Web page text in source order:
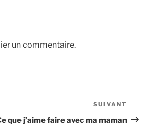
un commentaire.
suivant
SUIVANT
que j’aime faire avec ma maman